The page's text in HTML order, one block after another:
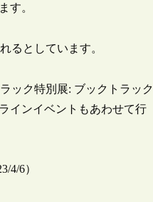
す。
るとしています。
ック特別展: ブックトラック
インイベントもあわせて行
4/6）